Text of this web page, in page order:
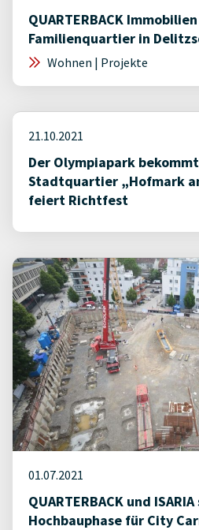
QUARTERBACK
Familienquartier in
Wohnen | Projekte
21.10.2021
Der Olympiapark
Stadtquartier „Hofmark
feiert Richtfest
01.07.2021
QUARTERBACK und
Hochbauphase für City